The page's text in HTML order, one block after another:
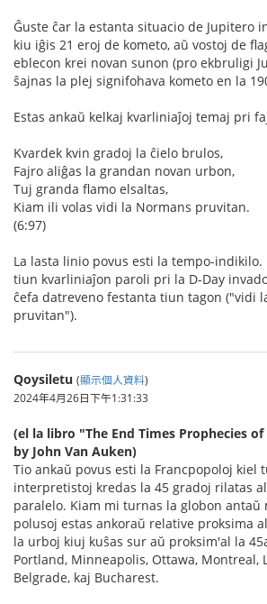
Ĝuste ĉar la estanta situacio de Jupitero
kiu iĝis 21 eroj de kometo, aŭ vostoj de
eblecon krei novan sunon (pro ekbruligi
ŝajnas la plej signifohava kometo en la
Estas ankaŭ kelkaj kvarliniaĵoj temaj pri
Kvardek kvin gradoj la ĉielo brulos,
Fajro aliĝas la grandan novan urbon,
Tuj granda flamo elsaltas,
Kiam ili volas vidi la Normans pruvitan.
(6:97)
La lasta linio povus esti la tempo-indikilo.
tiun kvarliniaĵon paroli pri la D-Day
ĉefa datreveno festanta tiun tagon ("vidi
pruvitan").
Qoysiletu (顯示個人資料)
2024年4月26日下午1:31:33
(el la libro "The End Times Prophecies of
by John Van Auken)
Tio ankaŭ povus esti la Francpopoloj kiel
interpretistoj kredas la 45 gradoj rilatas
paralelo. Kiam mi turnas la globon antaŭ
polusoj estas ankoraŭ relative proksima
la urboj kiuj kuŝas sur aŭ proksim'al la
Portland, Minneapolis, Ottawa, Montreal,
Belgrade, kaj Bucharest.